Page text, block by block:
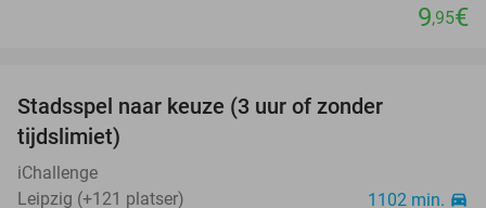
9,95€
Stadsspel naar keuze (3 uur of zonder
tijdslimiet)
iChallenge
Leipzig (+121 platser)
1102 min. directions_car